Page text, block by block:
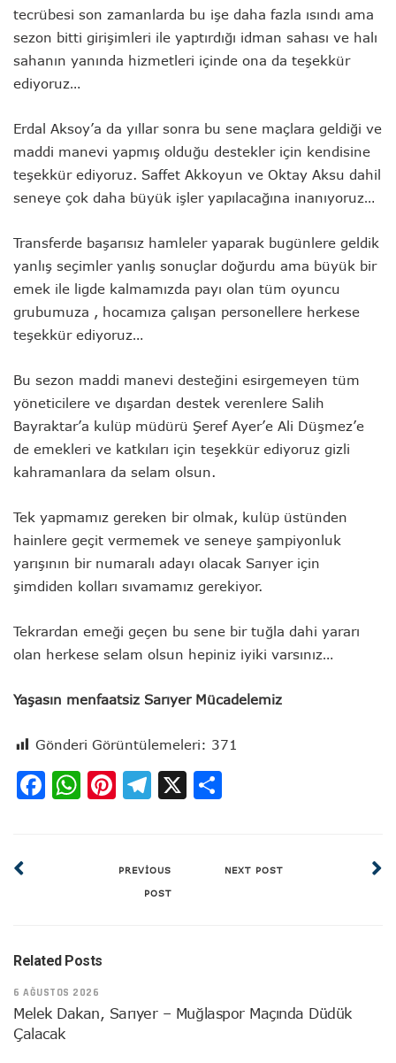
tecrübesi son zamanlarda bu işe daha fazla ısındı ama
sezon bitti girişimleri ile yaptırdığı idman sahası ve halı
sahanın yanında hizmetleri içinde ona da teşekkür
ediyoruz…
Erdal Aksoy’a da yıllar sonra bu sene maçlara geldiği ve
maddi manevi yapmış olduğu destekler için kendisine
teşekkür ediyoruz. Saffet Akkoyun ve Oktay Aksu dahil
seneye çok daha büyük işler yapılacağına inanıyoruz…
Transferde başarısız hamleler yaparak bugünlere geldik
yanlış seçimler yanlış sonuçlar doğurdu ama büyük bir
emek ile ligde kalmamızda payı olan tüm oyuncu
grubumuza , hocamıza çalışan personellere herkese
teşekkür ediyoruz…
Bu sezon maddi manevi desteğini esirgemeyen tüm
yöneticilere ve dışardan destek verenlere Salih
Bayraktar’a kulüp müdürü Şeref Ayer’e Ali Düşmez’e
de emekleri ve katkıları için teşekkür ediyoruz gizli
kahramanlara da selam olsun.
Tek yapmamız gereken bir olmak, kulüp üstünden
hainlere geçit vermemek ve seneye şampiyonluk
yarışının bir numaralı adayı olacak Sarıyer için
şimdiden kolları sıvamamız gerekiyor.
Tekrardan emeği geçen bu sene bir tuğla dahi yararı
olan herkese selam olsun hepiniz iyiki varsınız…
Yaşasın menfaatsiz Sarıyer Mücadelemiz
Gönderi Görüntülemeleri: 371
Facebook
WhatsApp
Pinterest
Telegram
X
PREVIOUS
POST
NEXT POST
Related Posts
6 AĞUSTOS 2026
Melek Dakan, Sarıyer – Muğlaspor Maçında Düdük
Çalacak